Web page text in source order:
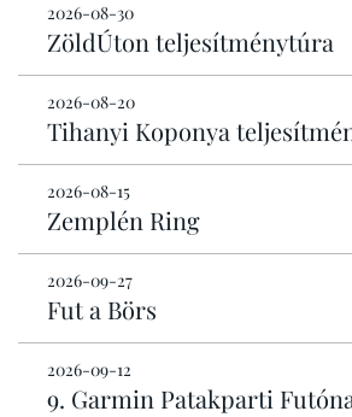
2026-08-30
ZöldÚton teljesítménytúra
2026-08-20
Tihanyi Koponya
2026-08-15
Zemplén Ring
2026-09-27
Fut a Börs
2026-09-12
9. Garmin Patakparti